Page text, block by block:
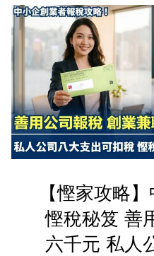
【慳家攻略
慳稅秘笈 善
六千元 私人